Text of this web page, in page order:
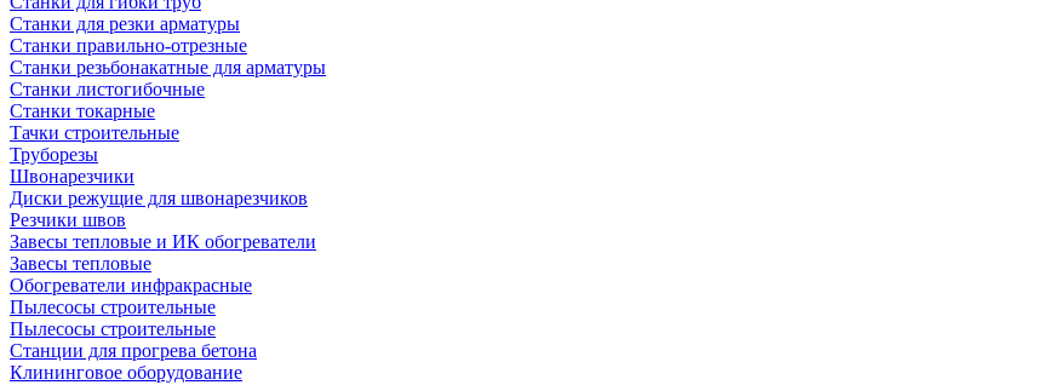
Станки для резки арматуры
Станки правильно-отрезные
Станки резьбонакатные для арматуры
Станки листогибочные
Станки токарные
Тачки строительные
Труборезы
Швонарезчики
Диски режущие для швонарезчиков
Резчики швов
Завесы тепловые и ИК обогреватели
Завесы тепловые
Обогреватели инфракрасные
Пылесосы строительные
Пылесосы строительные
Станции для прогрева бетона
Клининговое оборудование